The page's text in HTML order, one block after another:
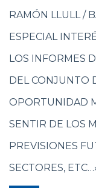
RAMÓN LLULL /
ESPECIAL
LOS INFORMES
DEL CONJUNTO
OPORTUNIDAD
SENTIR DE LOS
PREVISIONES
SECTORES,